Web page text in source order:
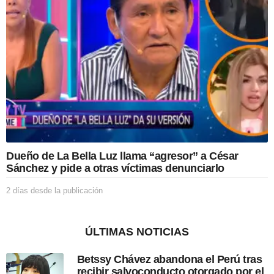
s
d
l
a
p
u
b
l
i
c
i
ó
Dueño de La Bella Luz llama “agresor” a César
Sánchez y pide a otras víctimas denunciarlo
2 días desde la publicación
s
e
s
ÚLTIMAS NOTICIAS
Betssy Chávez abandona el Perú tras
recibir salvoconducto otorgado por el